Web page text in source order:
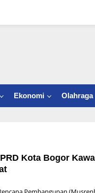
Ekonomi Olahraga
Kota Bogor Kawal